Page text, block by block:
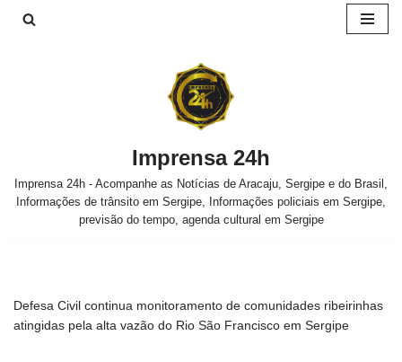
Imprensa 24h
Imprensa 24h - Acompanhe as Notícias de Aracaju, Sergipe e do Brasil,
Informações de trânsito em Sergipe, Informações policiais em Sergipe,
previsão do tempo, agenda cultural em Sergipe
Defesa Civil continua monitoramento de comunidades ribeirinhas
atingidas pela alta vazão do Rio São Francisco em Sergipe